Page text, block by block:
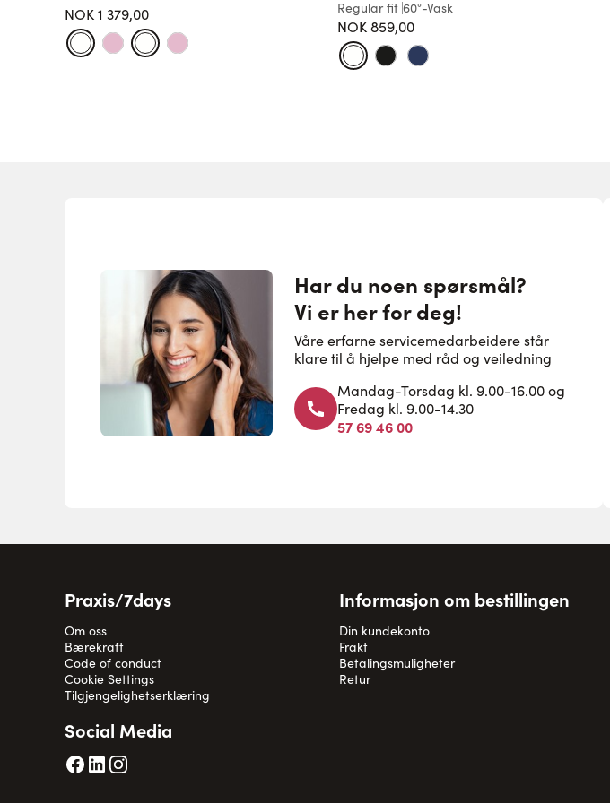
NOK 1 379,00 Regular fit 60°-Vask
NOK 859,00
Har du noen spørsmål?
Vi er her for deg!
Våre erfarne servicemedarbeidere står
klare til å hjelpe med råd og veiledning
Mandag-Torsdag kl. 9.00-16.00 og
Fredag kl. 9.00-14.30
57 69 46 00
Praxis/7days
Om oss
Bærekraft
Code of conduct
Cookie Settings
Tilgjengelighetserklæring
Informasjon om bestillingen
Din kundekonto
Frakt
Betalingsmuligheter
Retur
Social Media